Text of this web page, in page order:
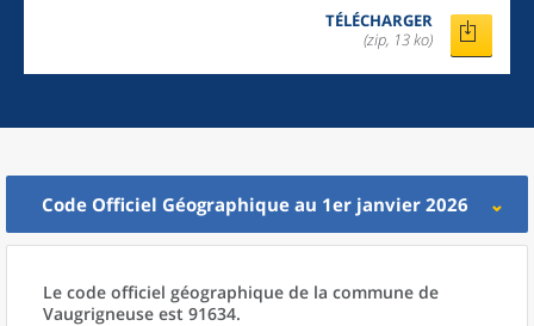
TÉLÉCHARGER
(zip, 13 ko)
Code Officiel Géographique au 1er janvier 2026
Le code officiel géographique de la commune de
Vaugrigneuse est 91634.